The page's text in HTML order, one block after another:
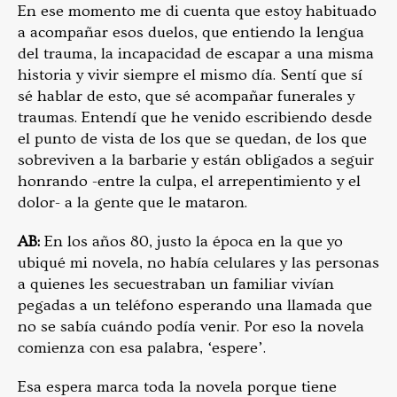
En ese momento me di cuenta que estoy habituado
a acompañar esos duelos, que entiendo la lengua
del trauma, la incapacidad de escapar a una misma
historia y vivir siempre el mismo día. Sentí que sí
sé hablar de esto, que sé acompañar funerales y
traumas. Entendí que he venido escribiendo desde
el punto de vista de los que se quedan, de los que
sobreviven a la barbarie y están obligados a seguir
honrando -entre la culpa, el arrepentimiento y el
dolor- a la gente que le mataron.
AB: En los años 80, justo la época en la que yo
ubiqué mi novela, no había celulares y las personas
a quienes les secuestraban un familiar vivían
pegadas a un teléfono esperando una llamada que
no se sabía cuándo podía venir. Por eso la novela
comienza con esa palabra, ‘espere’.
Esa espera marca toda la novela porque tiene